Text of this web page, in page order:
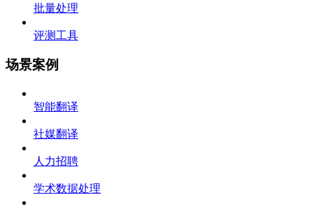
批量处理
评测工具
场景案例
智能翻译
社媒翻译
人力招聘
学术数据处理